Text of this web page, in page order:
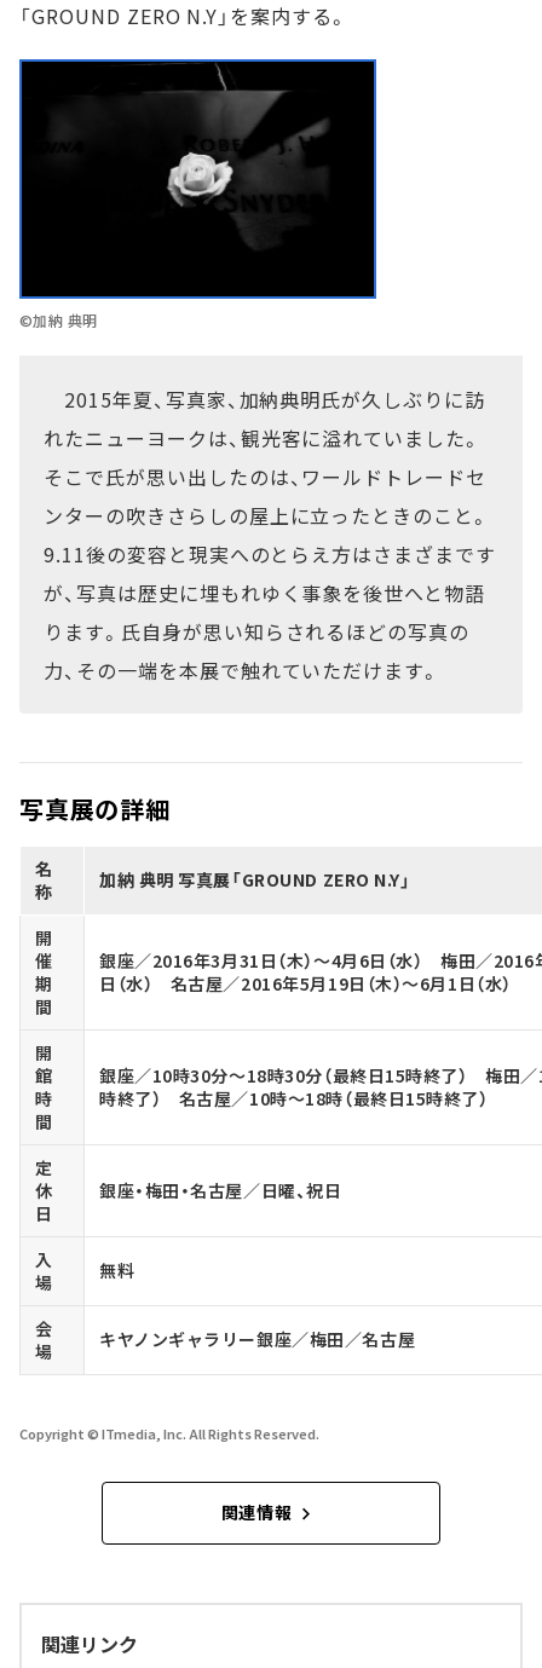
「GROUND ZERO N.Y」を案内する。
©加納 典明
2015年夏、写真家、加納典明氏が久しぶりに訪
れたニューヨークは、観光客に溢れていました。
そこで氏が思い出したのは、ワールドトレードセ
ンターの吹きさらしの屋上に立ったときのこと。
9.11後の変容と現実へのとらえ方はさまざまです
が、写真は歴史に埋もれゆく事象を後世へと物語
ります。氏自身が思い知らされるほどの写真の
力、その一端を本展で触れていただけます。
写真展の詳細
名
称
加納 典明 写真展「GROUND ZERO N.Y」
開
催
期
間
銀座／2016年3月31日（木）～4月6日（水） 梅田／2016
日（水） 名古屋／2016年5月19日（木）～6月1日（水）
開
館
時
間
銀座／10時30分～18時30分（最終日15時終了） 梅田
時終了） 名古屋／10時～18時（最終日15時終了）
定
休
日
銀座・梅田・名古屋／日曜、祝日
入
場
無料
会
場
キヤノンギャラリー銀座／梅田／名古屋
Copyright © ITmedia, Inc. All Rights Reserved.
関連情報
関連リンク